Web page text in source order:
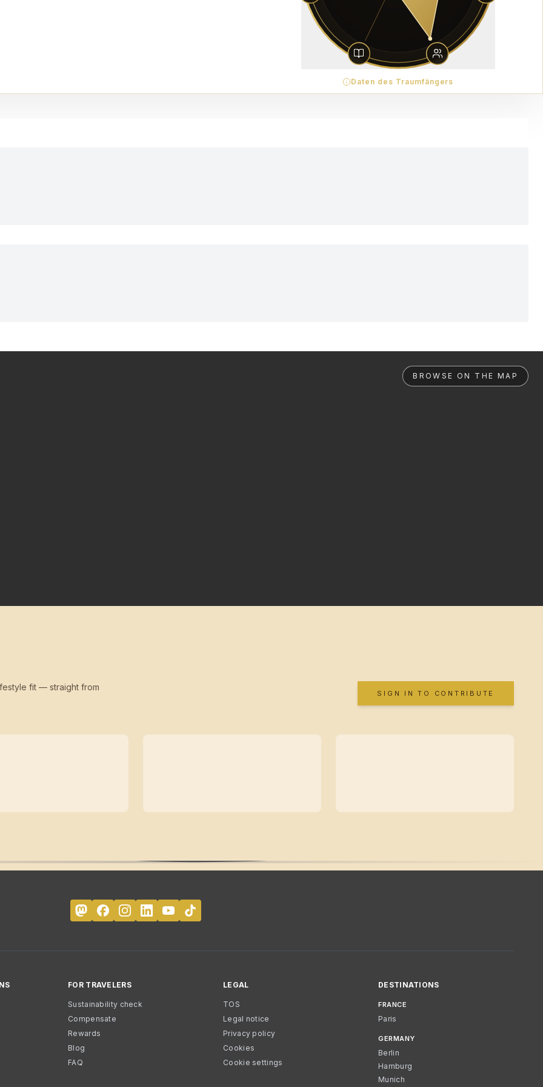
Daten des Traumfängers
BROWSE ON THE MAP
fit — straight from
SIGN IN TO CONTRIBUTE
FOR TRAVELERS
Sustainability check
Compensate
Rewards
Blog
FAQ
LEGAL
TOS
Legal notice
Privacy policy
Cookies
Cookie settings
DESTINATIONS
FRANCE
Paris
GERMANY
Berlin
Hamburg
Munich